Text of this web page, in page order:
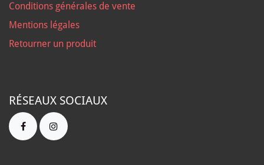
Conditions générales de vente
Mentions légales
Retourner un produit
RÉSEAUX SOCIAUX